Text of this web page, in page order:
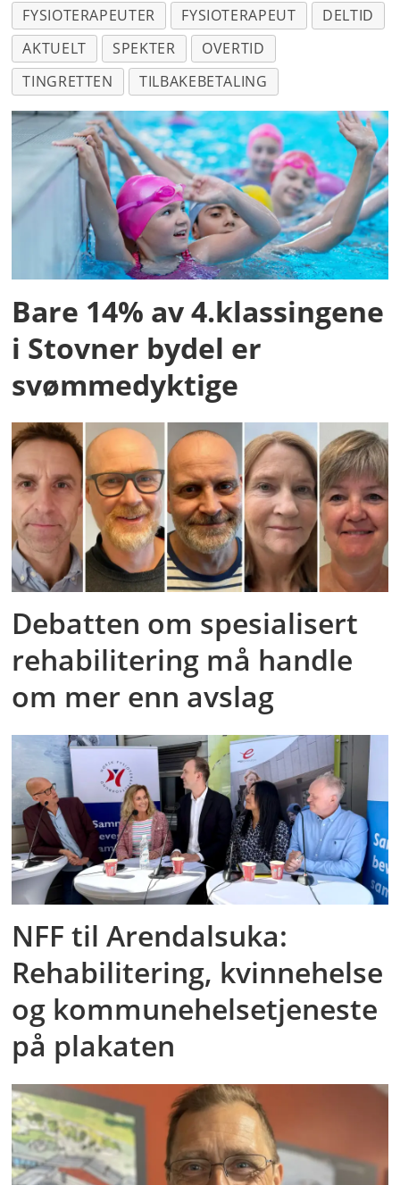
FYSIOTERAPEUTER
FYSIOTERAPEUT
DELTID
AKTUELT
SPEKTER
OVERTID
TINGRETTEN
TILBAKEBETALING
Bare 14% av 4.klassingene
i Stovner bydel er
svømmedyktige
Debatten om spesialisert
rehabilitering må handle
om mer enn avslag
NFF til Arendalsuka:
Rehabilitering, kvinnehelse
og kommunehelsetjeneste
på plakaten